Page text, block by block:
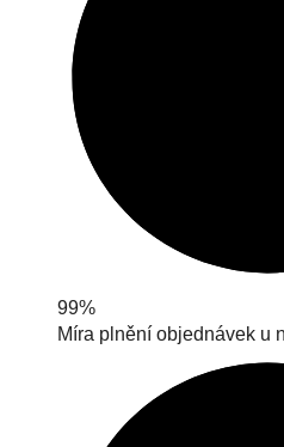
99%
Míra plnění objednávek u